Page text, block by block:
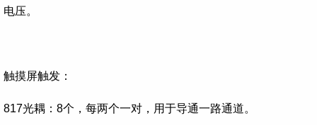
电压。
触摸屏触发：
817光耦：8个， 每两个一对，用于导通一路通道。